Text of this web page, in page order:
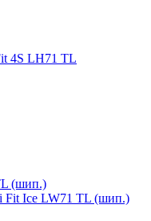
4S LH71 TL
Fit Ice LW71 TL (шип.)